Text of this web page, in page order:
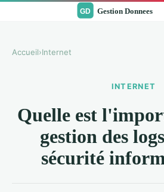
Accueil›Internet
INTERNET
Quelle est
gestion des
sécurité